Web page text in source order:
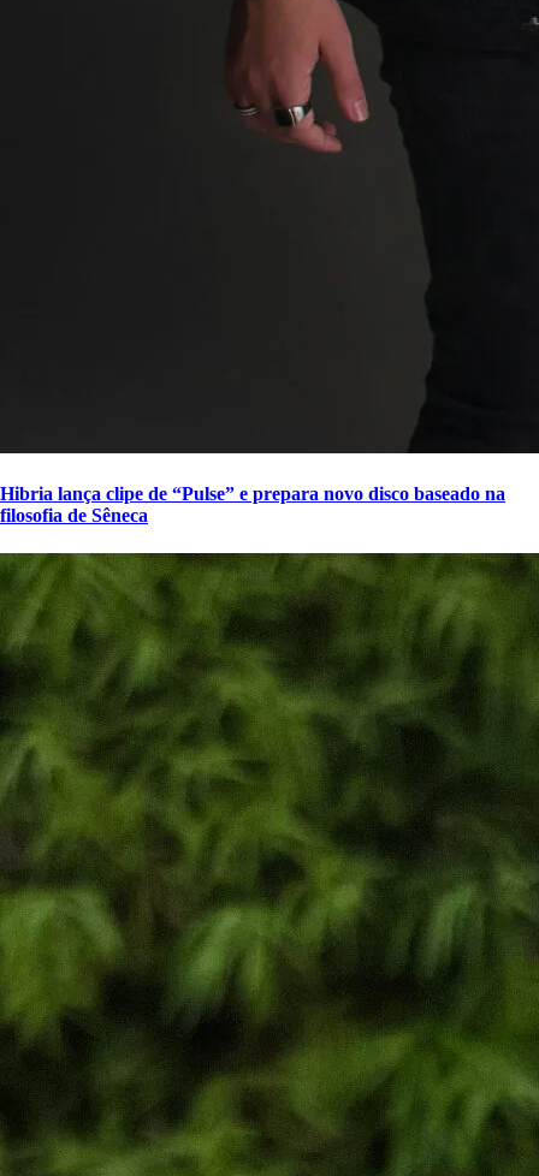
Hibria lança clipe de “Pulse” e prepara novo disco baseado na
filosofia de Sêneca